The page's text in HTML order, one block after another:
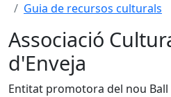
Guia de recursos culturals
Associació
d'Enveja
Entitat promotora del nou Ball